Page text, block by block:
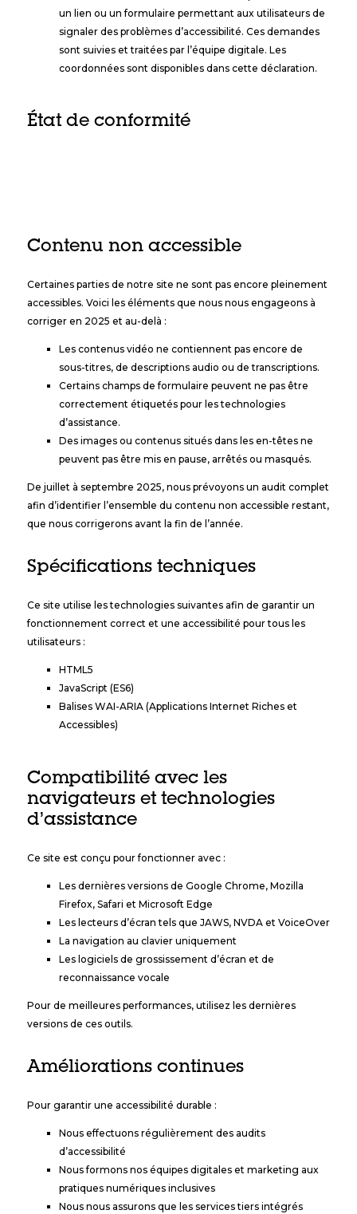
un lien ou un formulaire permettant aux utilisateurs de
signaler des problèmes d’accessibilité. Ces demandes
sont suivies et traitées par l’équipe digitale. Les
coordonnées sont disponibles dans cette déclaration.
État de conformité
Contenu non accessible
Certaines parties de notre site ne sont pas encore pleinement
accessibles. Voici les éléments que nous nous engageons à
corriger en 2025 et au-delà :
Les contenus vidéo ne contiennent pas encore de
sous-titres, de descriptions audio ou de transcriptions.
Certains champs de formulaire peuvent ne pas être
correctement étiquetés pour les technologies
d’assistance.
Des images ou contenus situés dans les en-têtes ne
peuvent pas être mis en pause, arrêtés ou masqués.
De juillet à septembre 2025, nous prévoyons un audit complet
afin d’identifier l’ensemble du contenu non accessible restant,
que nous corrigerons avant la fin de l’année.
Spécifications techniques
Ce site utilise les technologies suivantes afin de garantir un
fonctionnement correct et une accessibilité pour tous les
utilisateurs :
HTML5
JavaScript (ES6)
Balises WAI-ARIA (Applications Internet Riches et
Accessibles)
Compatibilité avec les
navigateurs et technologies
d’assistance
Ce site est conçu pour fonctionner avec :
Les dernières versions de Google Chrome, Mozilla
Firefox, Safari et Microsoft Edge
Les lecteurs d’écran tels que JAWS, NVDA et VoiceOver
La navigation au clavier uniquement
Les logiciels de grossissement d’écran et de
reconnaissance vocale
Pour de meilleures performances, utilisez les dernières
versions de ces outils.
Améliorations continues
Pour garantir une accessibilité durable :
Nous effectuons régulièrement des audits
d’accessibilité
Nous formons nos équipes digitales et marketing aux
pratiques numériques inclusives
Nous nous assurons que les services tiers intégrés